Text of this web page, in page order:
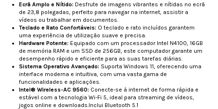
Ecrã Amplo e Nítido: Desfrute de imagens vibrantes e nítidas no ecrã
de 23,8 polegadas, perfeito para navegar na internet, assistir a
vídeos ou trabalhar em documentos.
Teclado e Rato Confortáveis: O teclado e rato incluídos garantem
uma experiência de utilização suave e precisa.
Hardware Potente: Equipado com um processador Intel N4100, 16GB
de memória RAM e um SSD de 256GB, este computador garante um
desempenho rápido e eficiente para as suas tarefas diárias.
Sistema Operativo Avançado: Suporta Windows 11, oferecendo uma
interface moderna e intuitiva, com uma vasta gama de
funcionalidades e aplicações.
Intel® Wireless-AC 9560: Conecte-se à internet de forma rápida e
estável com a tecnologia Wi-Fi 5, ideal para streaming de vídeos,
jogos online e downloads.Inclui Bluetooth 5.1